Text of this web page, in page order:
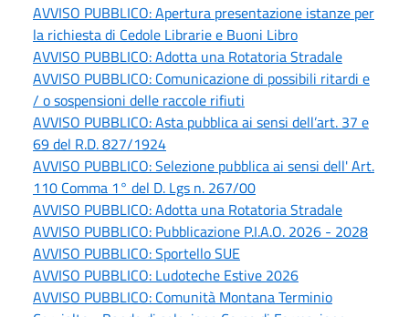
AVVISO PUBBLICO: Apertura presentazione istanze per
la richiesta di Cedole Librarie e Buoni Libro
AVVISO PUBBLICO: Adotta una Rotatoria Stradale
AVVISO PUBBLICO: Comunicazione di possibili ritardi e
/ o sospensioni delle raccole rifiuti
AVVISO PUBBLICO: Asta pubblica ai sensi dell’art. 37 e
69 del R.D. 827/1924
AVVISO PUBBLICO: Selezione pubblica ai sensi dell' Art.
110 Comma 1° del D. Lgs n. 267/00
AVVISO PUBBLICO: Adotta una Rotatoria Stradale
AVVISO PUBBLICO: Pubblicazione P.I.A.O. 2026 - 2028
AVVISO PUBBLICO: Sportello SUE
AVVISO PUBBLICO: Ludoteche Estive 2026
AVVISO PUBBLICO: Comunità Montana Terminio